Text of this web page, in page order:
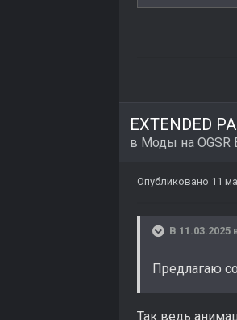
EXTENDED
в Моды на OGSR
Опубликовано 11
В 11.03.2025
Предлагаю
Так ведь